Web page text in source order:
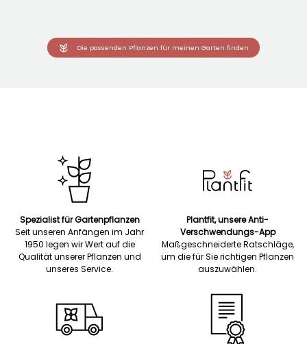
Die passenden Pflanzen für meinen Garten finden
Spezialist für Gartenpflanzen
Seit unseren Anfängen im Jahr
1950 legen wir Wert auf die
Qualität unserer Pflanzen und
unseres Service.
Plantfit, unsere Anti-
Verschwendungs-App
Maßgeschneiderte Ratschläge,
um die für Sie richtigen Pflanzen
auszuwählen.